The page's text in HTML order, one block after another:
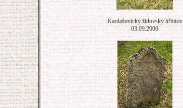
Kardašovický židovský hřbitov
03.09.2006